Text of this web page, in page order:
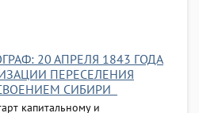
20 АПРЕЛЯ 1843 ГОДА
ПЕРЕСЕЛЕНИЯ
СИБИРИ
капитальному и